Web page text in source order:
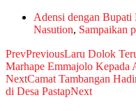
Adensi dengan Bupati
Nasution, Sampaikan
PrevPreviousLaru Dolok
Marhape Emmajolo Kepada
NextCamat Tambangan
di Desa PastapNext